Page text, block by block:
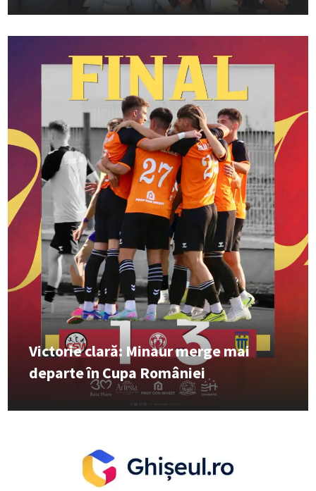
Victorie clară: Minaur merge mai
departe în Cupa României